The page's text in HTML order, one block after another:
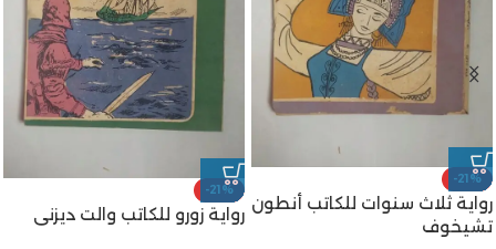
-21%
رواية ثلاث سنوات للكاتب أنطون
تشيخوف
-21%
رواية زورو للكاتب والت ديزنى